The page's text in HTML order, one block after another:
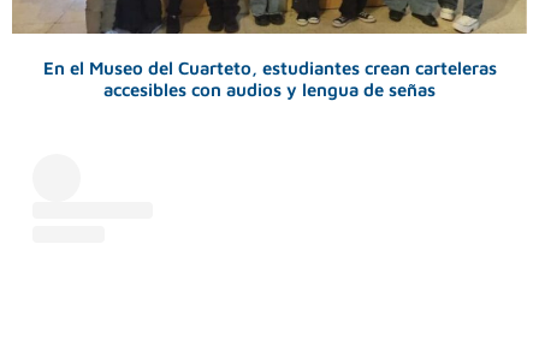
En el Museo del Cuarteto, estudiantes crean carteleras
accesibles con audios y lengua de señas